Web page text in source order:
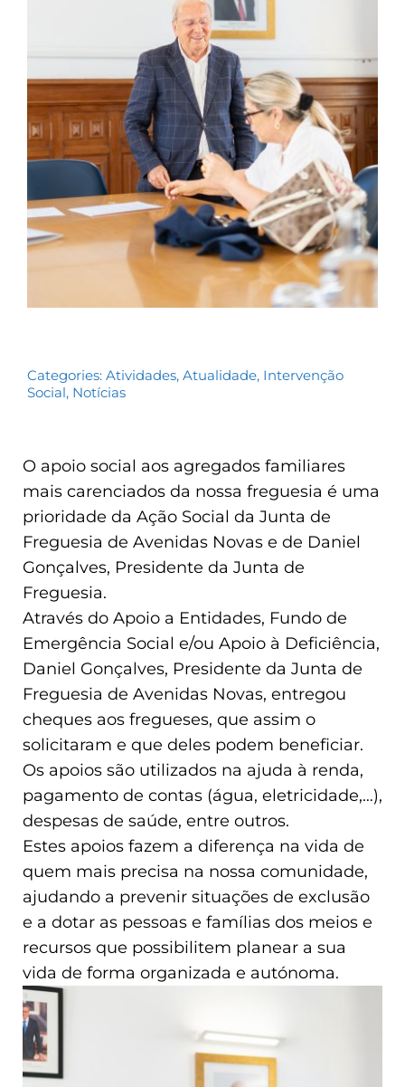
Categories: Atividades, Atualidade, Intervenção
Social, Notícias
O apoio social aos agregados familiares
mais carenciados da nossa freguesia é uma
prioridade da Ação Social da Junta de
Freguesia de Avenidas Novas e de Daniel
Gonçalves, Presidente da Junta de
Freguesia.
Através do Apoio a Entidades, Fundo de
Emergência Social e/ou Apoio à Deficiência,
Daniel Gonçalves, Presidente da Junta de
Freguesia de Avenidas Novas, entregou
cheques aos fregueses, que assim o
solicitaram e que deles podem beneficiar.
Os apoios são utilizados na ajuda à renda,
pagamento de contas (água, eletricidade,…),
despesas de saúde, entre outros.
Estes apoios fazem a diferença na vida de
quem mais precisa na nossa comunidade,
ajudando a prevenir situações de exclusão
e a dotar as pessoas e famílias dos meios e
recursos que possibilitem planear a sua
vida de forma organizada e autónoma.